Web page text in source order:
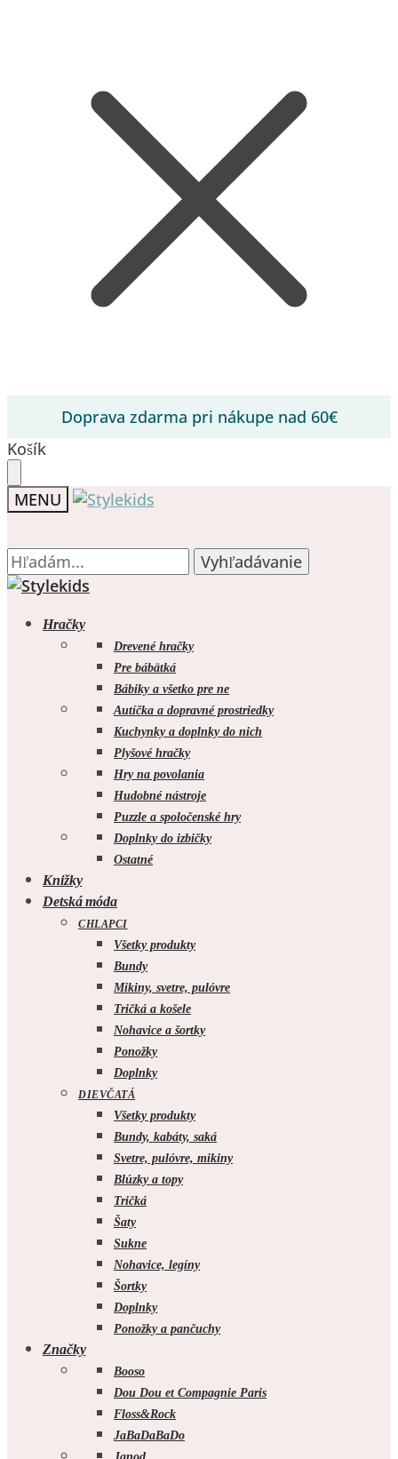
navigáciu
obsah
Košík
MENU
Hľadať: Vyhľadávanie
Hľadať: Vyhľadávanie
Hračky
Drevené hračky
Pre bábätká
Bábiky a všetko pre ne
Autíčka a dopravné prostriedky
Kuchynky a doplnky do nich
Plyšové hračky
Hry na povolania
Hudobné nástroje
Puzzle a spoločenské hry
Doplnky do izbičky
Ostatné
Knižky
Detská móda
CHLAPCI
Všetky produkty
Bundy
Mikiny, svetre, pulóvre
Tričká a košele
Nohavice a šortky
Ponožky
Doplnky
DIEVČATÁ
Všetky produkty
Bundy, kabáty, saká
Svetre, pulóvre, mikiny
Blúzky a topy
Tričká
Šaty
Sukne
Nohavice, legíny
Šortky
Doplnky
Ponožky a pančuchy
Značky
Booso
Dou Dou et Compagnie Paris
Floss&Rock
JaBaDaBaDo
Doprava zdarma pri nákupe nad 60€